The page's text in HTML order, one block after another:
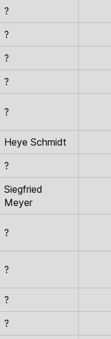
?
?
?
?
?
Heye Schmidt
?
Siegfried
Meyer
?
?
?
?